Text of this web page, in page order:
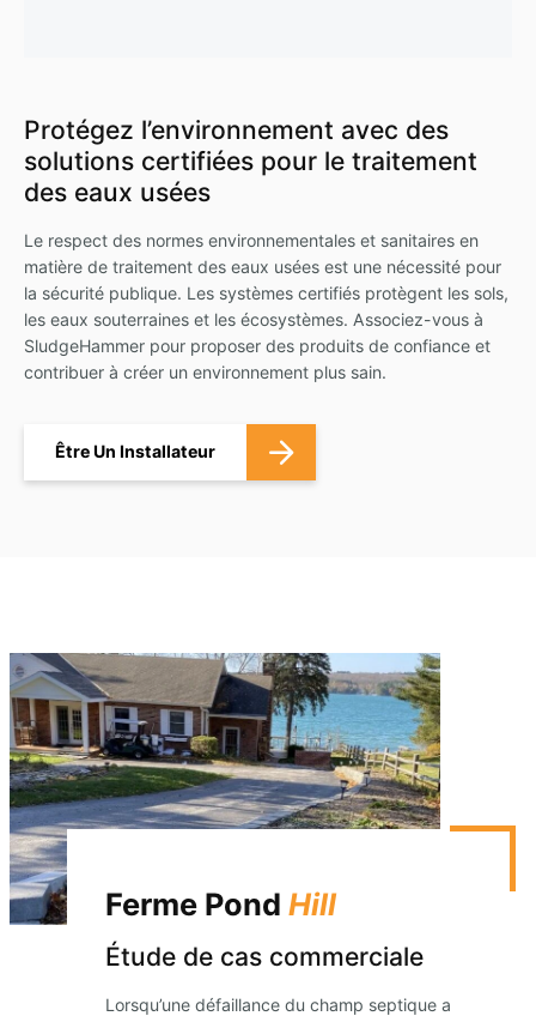
Protégez l’environnement avec des
solutions certifiées pour le traitement
des eaux usées
Le respect des normes environnementales et sanitaires en
matière de traitement des eaux usées est une nécessité pour
la sécurité publique. Les systèmes certifiés protègent les sols,
les eaux souterraines et les écosystèmes. Associez-vous à
SludgeHammer pour proposer des produits de confiance et
contribuer à créer un environnement plus sain.
Être Un Installateur
Ferme Pond Hill
Étude de cas commerciale
Lorsqu’une défaillance du champ septique a